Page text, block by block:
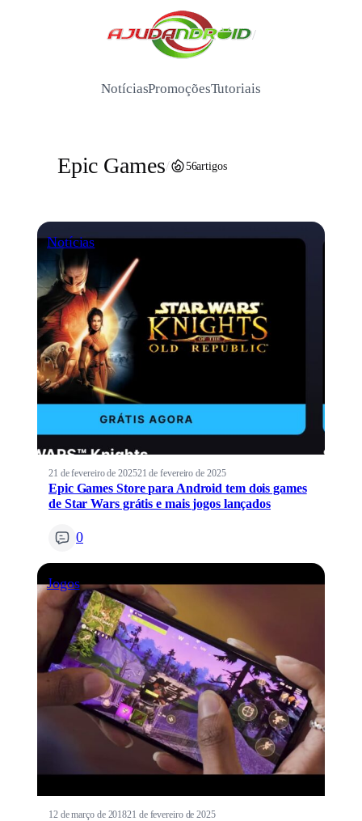
/
NotíciasPromoçõesTutoriais
Epic Games/ 56artigos
Notícias
21 de fevereiro de 202521 de fevereiro de 2025
Epic Games Store para Android tem dois games
de Star Wars grátis e mais jogos lançados
0
Jogos
12 de março de 201821 de fevereiro de 2025